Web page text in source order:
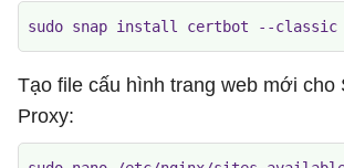
sudo snap install certbot --classic
Tạo file cấu hình trang web mới cho
Proxy: